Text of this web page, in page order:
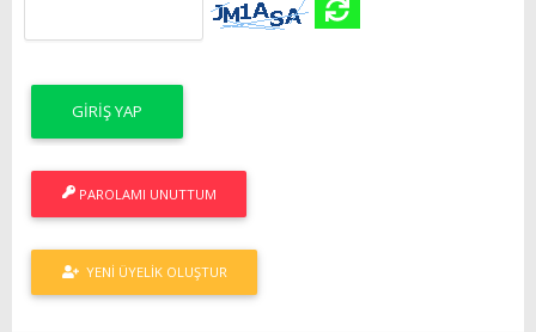
PAROLAMI UNUTTUM
YENI ÜYELIK OLUŞTUR